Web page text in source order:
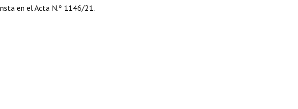
en el Acta N.º 1146/21.